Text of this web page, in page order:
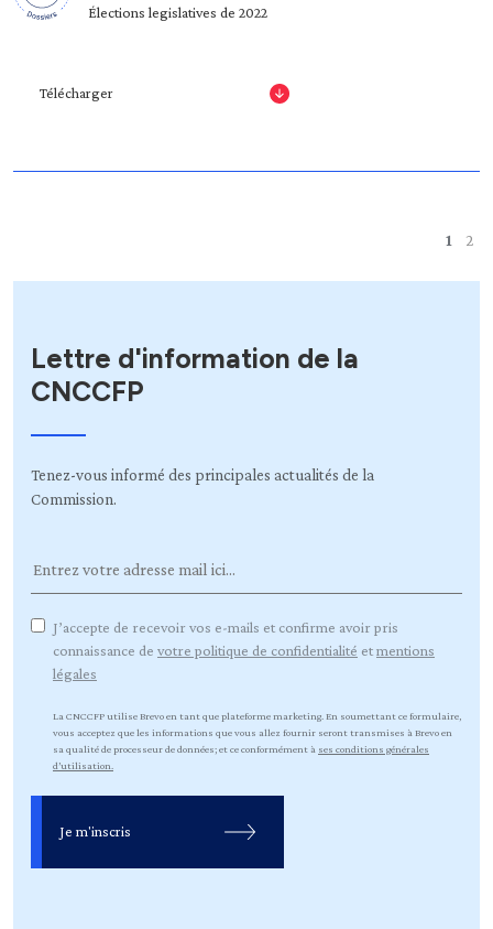
Élections legislatives de 2022
Télécharger
1 2
Lettre d'information de la
CNCCFP
Tenez-vous informé des principales actualités de la
Commission.
J’accepte de recevoir vos e-mails et confirme avoir pris
connaissance de votre politique de confidentialité etmentions
légales
La CNCCFP utilise Brevo en tant que plateforme marketing. En soumettant ce formulaire,
vous acceptez que les informations que vous allez fournir seront transmises à Brevo en
sa qualité de processeur de données; et ce conformément à ses conditions générales
d’utilisation.
Je m'inscris